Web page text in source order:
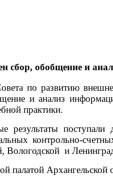
сбор, обобщение и
по развитию
и анализ
практики.
результаты поступали
контрольно-
Вологодской и
Архангельской